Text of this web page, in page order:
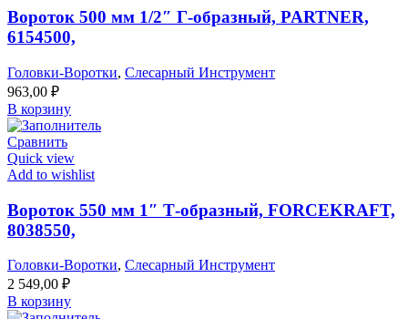
Вороток 500 мм 1/2″ Г-образный, PARTNER,
6154500,
Головки-Воротки, Слесарный Инструмент
963,00 ₽
В корзину
Сравнить
Quick view
Add to wishlist
Вороток 550 мм 1″ Т-образный, FORCEKRAFT,
8038550,
Головки-Воротки, Слесарный Инструмент
2 549,00 ₽
В корзину